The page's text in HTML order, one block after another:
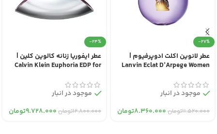
-27%
عطر لانوین اکلت ادوپرفیوم |
Lanvin Eclat D’Arpege Women
موجود در انبار
۱۱.۵۲۰.۰۰۰تومان ۸.۳۶۰.۰۰۰تومان
-24%
عطر ایفوریا زنانه کالوین کلین |
Calvin Klein Euphoria EDP for
موجود در انبار
۱۲.۸۰۰.۰۰۰تومان ۹.۷۲۸.۰۰۰تومان